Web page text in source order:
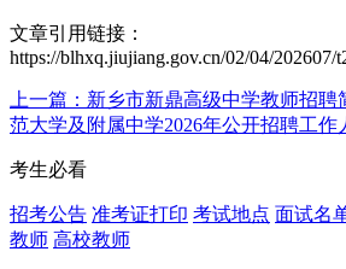
文章引用链接：
https://blhxq.jiujiang.gov.cn/02/04/202607/
上一篇：新乡市新鼎高级中学教师招聘
范大学及附属中学2026年公开招聘工作
考生必看
招考公告 准考证打印 考试地点 面试名
教师 高校教师